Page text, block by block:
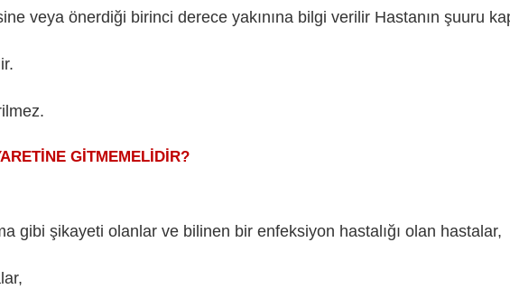
veya önerdiği birinci derece yakınına bilgi verilir Hastanın şuuru
GİTMEMELİDİR?
gibi şikayeti olanlar ve bilinen bir enfeksiyon hastalığı olan hastalar,